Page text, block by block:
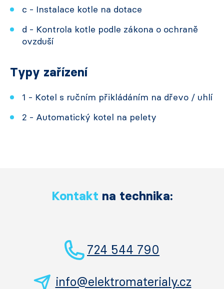
c - Instalace kotle na dotace
d - Kontrola kotle podle zákona o ochraně
ovzduší
Typy zařízení
1 - Kotel s ručním přikládáním na dřevo / uhlí
2 - Automatický kotel na pelety
Kontakt na technika:
724 544 790
info@elektromaterialy.cz